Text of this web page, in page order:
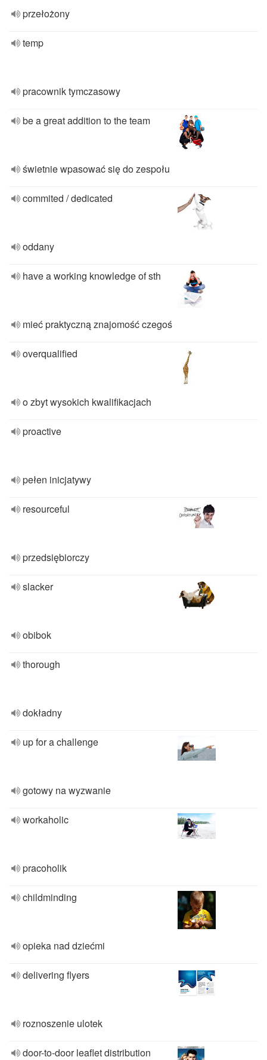
przełożony
temp
pracownik tymczasowy
be a great addition to the team
świetnie wpasować się do zespołu
commited / dedicated
oddany
have a working knowledge of sth
mieć praktyczną znajomość czegoś
overqualified
o zbyt wysokich kwalifikacjach
proactive
pełen inicjatywy
resourceful
przedsiębiorczy
slacker
obibok
thorough
dokładny
up for a challenge
gotowy na wyzwanie
workaholic
pracoholik
childminding
opieka nad dziećmi
delivering flyers
roznoszenie ulotek
door-to-door leaflet distribution